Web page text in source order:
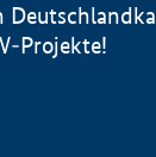
Projekte!